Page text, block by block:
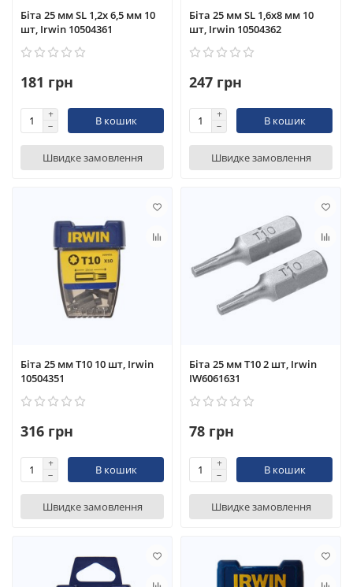
Біта 25 мм SL 1,2x 6,5 мм 10
шт, Irwin 10504361
181 грн
В кошик
Швидке замовлення
Біта 25 мм SL 1,6x8 мм 10
шт, Irwin 10504362
247 грн
В кошик
Швидке замовлення
Біта 25 мм T10 10 шт, Irwin
10504351
316 грн
В кошик
Швидке замовлення
Біта 25 мм T10 2 шт, Irwin
IW6061631
78 грн
В кошик
Швидке замовлення